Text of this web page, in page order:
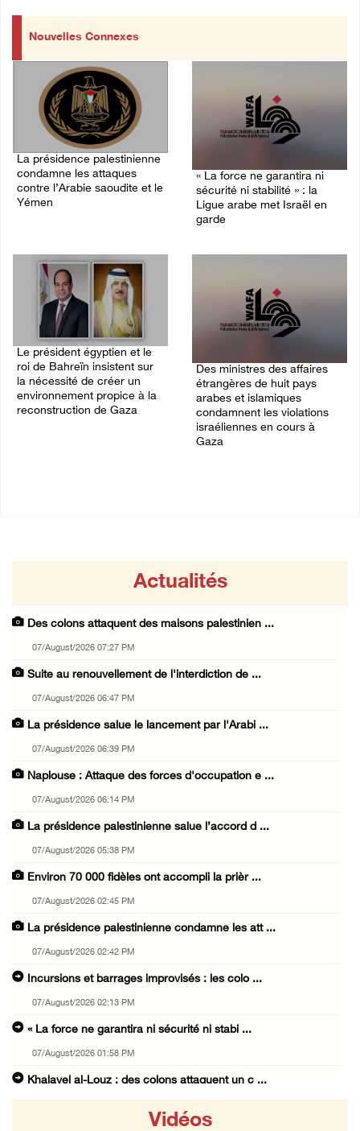
Nouvelles Connexes
La présidence palestinienne
condamne les attaques
contre l’Arabie saoudite et le
Yémen
« La force ne garantira ni
sécurité ni stabilité » : la
Ligue arabe met Israël en
garde
Le président égyptien et le
roi de Bahreïn insistent sur
la nécessité de créer un
environnement propice à la
reconstruction de Gaza
Des ministres des affaires
étrangères de huit pays
arabes et islamiques
condamnent les violations
israéliennes en cours à
Gaza
Actualités
Des colons attaquent des maisons palestinien ...
07/August/2026 07:27 PM
Suite au renouvellement de l'interdiction de ...
07/August/2026 06:47 PM
La présidence salue le lancement par l'Arabi ...
07/August/2026 06:39 PM
Naplouse : Attaque des forces d'occupation e ...
07/August/2026 06:14 PM
La présidence palestinienne salue l’accord d ...
07/August/2026 05:38 PM
Environ 70 000 fidèles ont accompli la prièr ...
07/August/2026 02:45 PM
La présidence palestinienne condamne les att ...
07/August/2026 02:42 PM
Incursions et barrages improvisés : les colo ...
07/August/2026 02:13 PM
« La force ne garantira ni sécurité ni stabi ...
07/August/2026 01:58 PM
Khalayel al-Louz : des colons attaquent un c ...
Vidéos